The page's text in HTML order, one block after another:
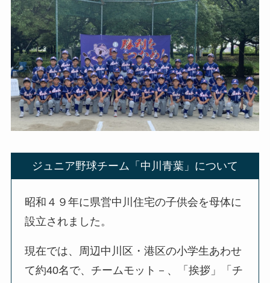
ジュニア野球チーム「中川青葉」について
昭和４９年に県営中川住宅の子供会を母体に
設立されました。
現在では、周辺中川区・港区の小学生あわせ
て約40名で、チームモット－、「挨拶」「チ